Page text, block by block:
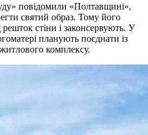
повідомили «Полтавщині»,
святий образ. Тому його
решток стіни і законсервують. У
планують поєднати із
комплексу.